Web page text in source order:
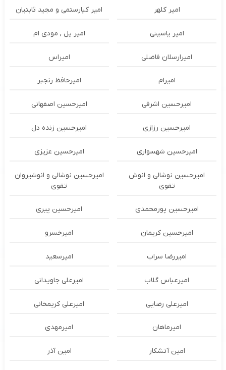
امیر کلهر امیر کیارستمی و مجید ثابتیان
امیر یاسینی امیر یل , مودی ام
امیرارسلان فاضلی امیراس
امیرام امیرحافظ رنجبر
امیرحسین اشرفی امیرحسین اصفهانی
امیرحسین رزازی امیرحسین زنده دل
امیرحسین شهسواری امیرحسین عزیزی
امیرحسین نوشالی و انوش
تقوی
امیرحسین نوشالی و انوشیروان
تقوی
امیرحسین پورمحمدی امیرحسین پیری
امیرحسین کریمان امیرخسرو
امیررضا سراب امیرسعید
امیرعباس گلاب امیرعلی جاویدانی
امیرعلی رضایی امیرعلی کریمخانی
امیرماهان امیرمهدی
امین آتشکار امین آذر